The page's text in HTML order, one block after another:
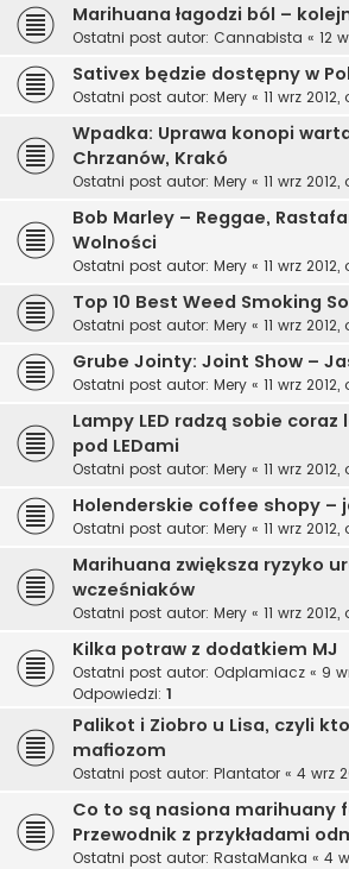
Marihuana łagodzi ból –
Ostatni post autor: Cannabista « 12
Sativex będzie dostępny w
Ostatni post autor: Mery « 11 wrz 2012,
Wpadka: Uprawa konopi
Chrzanów, Krakó
Ostatni post autor: Mery « 11 wrz 2012,
Bob Marley – Reggae,
Wolności
Ostatni post autor: Mery « 11 wrz 2012,
Top 10 Best Weed Smoking
Ostatni post autor: Mery « 11 wrz 2012,
Grube Jointy: Joint Show –
Ostatni post autor: Mery « 11 wrz 2012,
Lampy LED radzą sobie coraz
pod LEDami
Ostatni post autor: Mery « 11 wrz 2012,
Holenderskie coffee shopy –
Ostatni post autor: Mery « 11 wrz 2012,
Marihuana zwiększa ryzyko
wcześniaków
Ostatni post autor: Mery « 11 wrz 2012,
Kilka potraw z dodatkiem MJ
Ostatni post autor: Odplamiacz « 9
Odpowiedzi: 1
Palikot i Ziobro u Lisa, czyli
mafiozom
Ostatni post autor: Plantator « 4 wrz
Co to są nasiona marihuany
Przewodnik z przykładami
Ostatni post autor: RastaManka « 4